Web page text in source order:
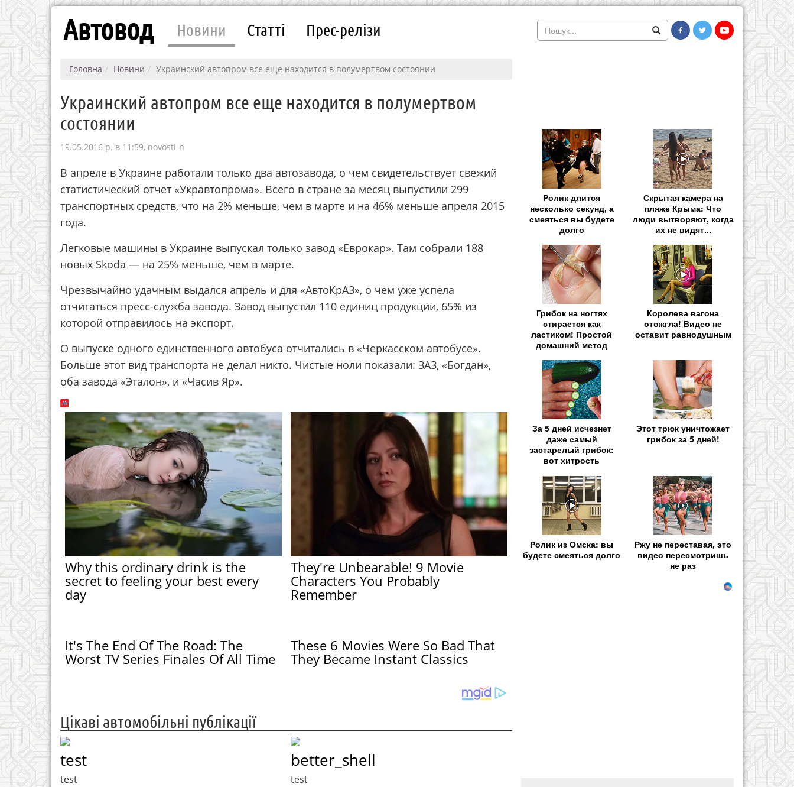
Автовод Новини Статті Прес-релізи
Головна Новини Украинский автопром все еще находится в полумертвом состоянии
Украинский автопром все еще находится в полумертвом
состоянии
19.05.2016 р. в 11:59, novosti-n
В апреле в Украине работали только два автозавода, о чем свидетельствует свежий
статистический отчет «Укравтопрома». Всего в стране за месяц выпустили 299
транспортных средств, что на 2% меньше, чем в марте и на 46% меньше апреля 2015
года.
Легковые машины в Украине выпускал только завод «Еврокар». Там собрали 188
новых Skoda — на 25% меньше, чем в марте.
Чрезвычайно удачным выдался апрель и для «АвтоКрАЗ», о чем уже успела
отчитаться пресс-служба завода. Завод выпустил 110 единиц продукции, 65% из
которой отправилось на экспорт.
О выпуске одного единственного автобуса отчитались в «Черкасском автобусе».
Больше этот вид транспорта не делал никто. Чистые ноли показали: ЗАЗ, «Богдан»,
оба завода «Эталон», и «Часив Яр».
Why this ordinary drink is the
secret to feeling your best every
day
They're Unbearable! 9 Movie
Characters You Probably
Remember
It's The End Of The Road: The
Worst TV Series Finales Of All Time
These 6 Movies Were So Bad That
They Became Instant Classics
Цікаві автомобільні публікації
test
test
better_shell
test
Ролик длится
несколько секунд, а
смеяться вы будете
долго
Скрытая камера на
пляже Крыма: Что
люди вытворяют, когда
их не видят...
Грибок на ногтях
стирается как
ластиком! Простой
домашний метод
Королева вагона
отожгла! Видео не
оставит равнодушным
За 5 дней исчезнет
даже самый
застарелый грибок:
вот хитрость
Этот трюк уничтожает
грибок за 5 дней!
Ролик из Омска: вы
будете смеяться долго
Ржу не переставая, это
видео пересмотришь
не раз